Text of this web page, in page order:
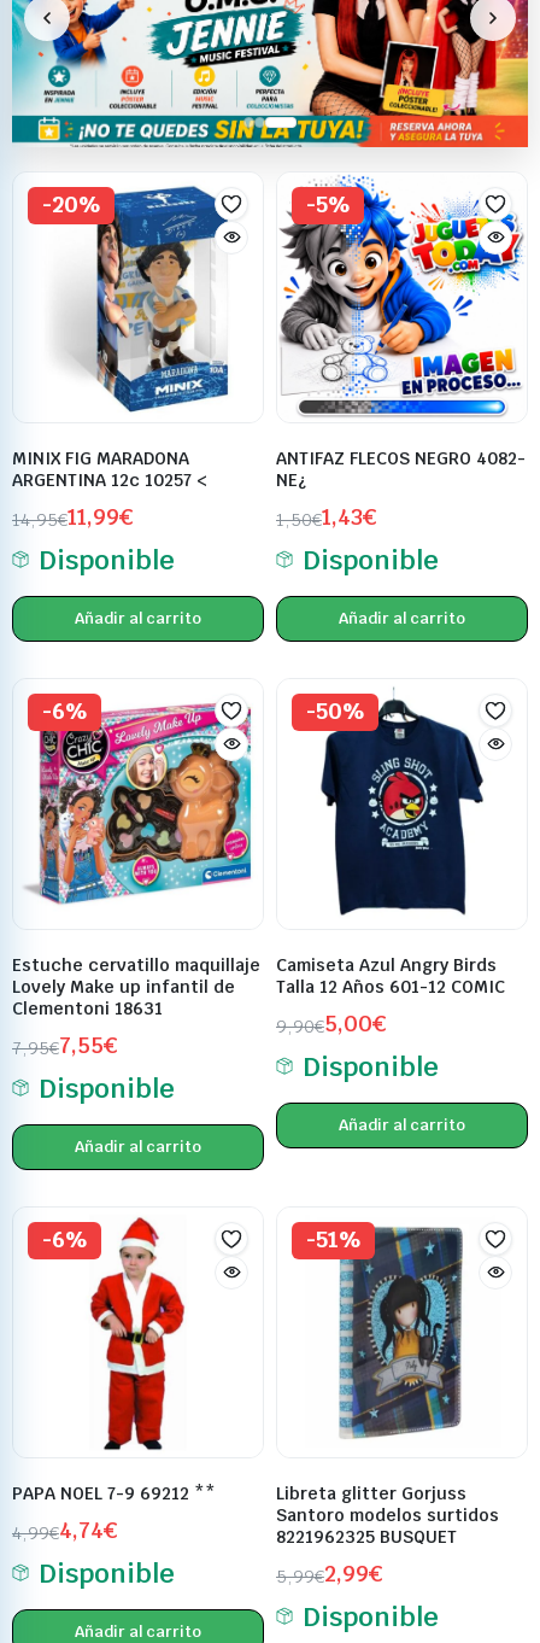
-20%
MINIX FIG MARADONA
ARGENTINA 12c 10257 <
14,95€11,99€
Disponible
Añadir al carrito
-5%
ANTIFAZ FLECOS NEGRO 4082-
NE¿
1,50€1,43€
Disponible
Añadir al carrito
-6%
Estuche cervatillo maquillaje
Lovely Make up infantil de
Clementoni 18631
7,95€7,55€
Disponible
Añadir al carrito
-50%
Camiseta Azul Angry Birds
Talla 12 Años 601-12 COMIC
9,90€5,00€
Disponible
Añadir al carrito
-6%
PAPA NOEL 7-9 69212 **
4,99€4,74€
Disponible
Añadir al carrito
-51%
Libreta glitter Gorjuss
Santoro modelos surtidos
8221962325 BUSQUET
5,99€2,99€
Disponible